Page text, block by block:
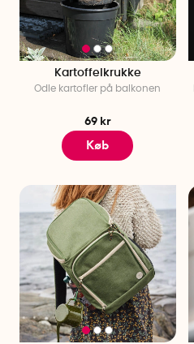
Kartoffelkrukke
Odle kartofler på balkonen
69 kr
Køb